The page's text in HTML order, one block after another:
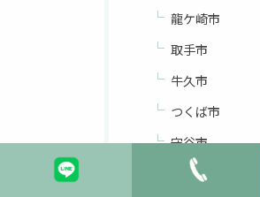
龍ケ崎市
取手市
牛久市
つくば市
守谷市
稲敷市